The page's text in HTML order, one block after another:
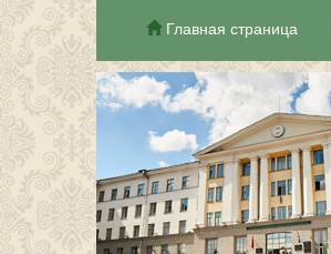
Skip
navigation
Главная страница